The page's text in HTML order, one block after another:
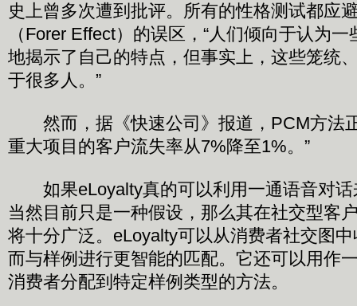
史上曾多次遭到批评。所有的性格测试都应
（Forer Effect）的误区，“人们倾向于认为
地揭示了自己的特点，但事实上，这些笼统
于很多人。”
然而，据《快速公司》报道，PCM方法
重大项目的客户流失率从7%降至1%。”
如果eLoyalty真的可以利用一通语音对话
当然目前只是一种假设，那么其在社交型客
将十分广泛。eLoyalty可以从消费者社交图
而与样例进行更智能的匹配。它还可以用作
消费者分配到特定样例类型的方法。